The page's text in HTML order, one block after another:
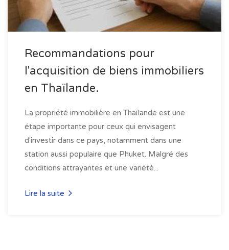
Recommandations pour
l'acquisition de biens immobiliers
en Thaïlande.
La propriété immobilière en Thaïlande est une
étape importante pour ceux qui envisagent
d'investir dans ce pays, notamment dans une
station aussi populaire que Phuket. Malgré des
conditions attrayantes et une variété...
Lire la suite